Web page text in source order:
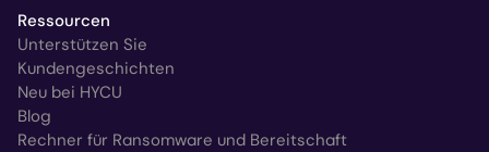
Ressourcen
Unterstützen Sie
Kundengeschichten
Neu bei HYCU
Blog
Rechner für Ransomware und Bereitschaft